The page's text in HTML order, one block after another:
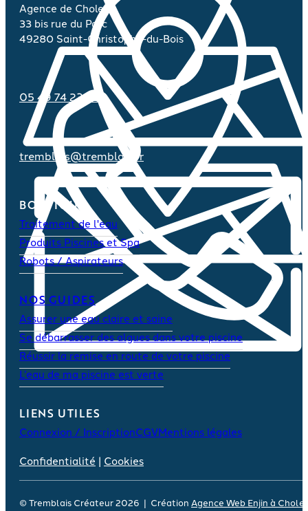
Agence de Cholet :
33 bis rue du Parc
49280 Saint-Christophe-du-Bois
05 49 74 23 70
tremblais@tremblais.fr
BOUTIQUE
Traitement de l'eau
Produits Piscines et Spa
Robots / Aspirateurs
NOS GUIDES
Assurer une eau claire et saine
Se débarrasser des algues dans votre piscine
Réussir la remise en route de votre piscine
L’eau de ma piscine est verte
LIENS UTILES
Connexion / InscriptionCGVMentions légales
Confidentialité | Cookies
© Tremblais Créateur 2026 | Création Agence Web Enjin à Cholet